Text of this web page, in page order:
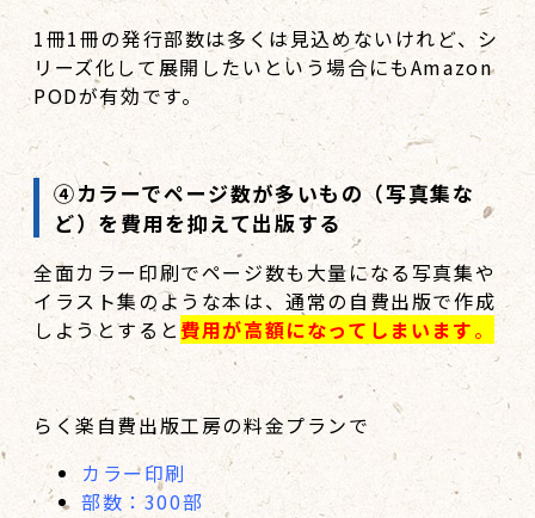
1冊1冊の発行部数は多くは見込めないけれど、シ
リーズ化して展開したいという場合にもAmazon
PODが有効です。
④カラーでページ数が多いもの（写真集な
ど）を費用を抑えて出版する
全面カラー印刷でページ数も大量になる写真集や
イラスト集のような本は、通常の自費出版で作成
しようとすると費用が高額になってしまいます。
らく楽自費出版工房の料金プランで
カラー印刷
部数：300部